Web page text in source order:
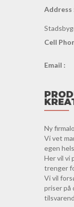
Address
Cell
Email :
Ny
Vi vet
egen
Her vil vi
trenger
Vi vil
priser på